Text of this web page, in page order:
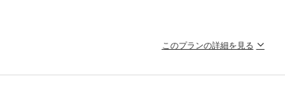
このプランの詳細を見る
円のところ、今だけ【105,600円】でスタジオから徒歩1分の